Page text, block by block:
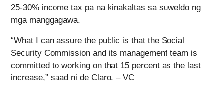
25-30% income tax pa na kinakaltas sa suweldo ng
mga manggagawa.
“What I can assure the public is that the Social
Security Commission and its management team is
committed to working on that 15 percent as the last
increase,” saad ni de Claro. – VC